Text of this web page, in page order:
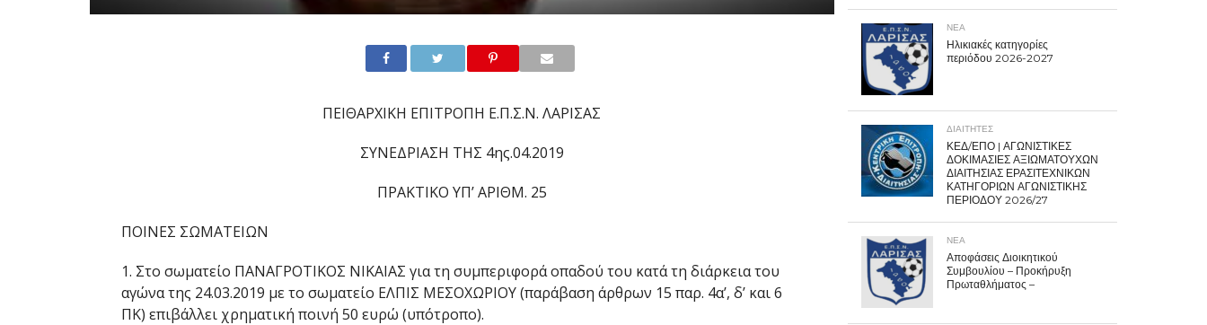
ΠΕΙΘΑΡΧΙΚΗ ΕΠΙΤΡΟΠΗ Ε.Π.Σ.Ν. ΛΑΡΙΣΑΣ
ΣΥΝΕΔΡΙΑΣΗ ΤΗΣ 4ης.04.2019
ΠΡΑΚΤΙΚΟ ΥΠ’ ΑΡΙΘΜ. 25
ΠΟΙΝΕΣ ΣΩΜΑΤΕΙΩΝ
1. Στο σωματείο ΠΑΝΑΓΡΟΤΙΚΟΣ ΝΙΚΑΙΑΣ για τη συμπεριφορά οπαδού του κατά τη διάρκεια του
αγώνα της 24.03.2019 με το σωματείο ΕΛΠΙΣ ΜΕΣΟΧΩΡΙΟΥ (παράβαση άρθρων 15 παρ. 4α’, δ’ και 6
ΠΚ) επιβάλλει χρηματική ποινή 50 ευρώ (υπότροπο).
ΝΕΑ
Ηλικιακές κατηγορίες
περιόδου 2026-2027
ΔΙΑΙΤΗΤΕΣ
ΚΕΔ/ΕΠΟ | ΑΓΩΝΙΣΤΙΚΕΣ
ΔΟΚΙΜΑΣΙΕΣ ΑΞΙΩΜΑΤΟΥΧΩΝ
ΔΙΑΙΤΗΣΙΑΣ ΕΡΑΣΙΤΕΧΝΙΚΩΝ
ΚΑΤΗΓΟΡΙΩΝ ΑΓΩΝΙΣΤΙΚΗΣ
ΠΕΡΙΟΔΟΥ 2026/27
ΝΕΑ
Αποφάσεις Διοικητικού
Συμβουλίου – Προκήρυξη
Πρωταθλήματος –